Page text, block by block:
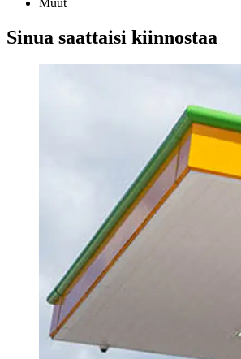
Sinua saattaisi kiinnostaa